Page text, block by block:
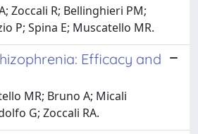
Zoccali R; Bellinghieri PM;
P; Spina E; Muscatello MR.
Efficacy and
MR; Bruno A; Micali
G; Zoccali RA.